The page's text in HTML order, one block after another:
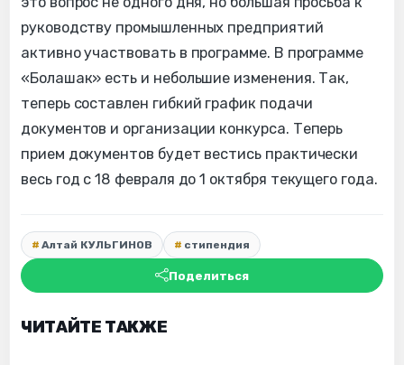
руководству промышленных предприятий
активно участвовать в программе. В программе
«Болашак» есть и небольшие изменения. Так,
теперь составлен гибкий график подачи
документов и организации конкурса. Теперь
прием документов будет вестись практически
весь год с 18 февраля до 1 октября текущего года.
Алтай КУЛЬГИНОВ стипендия
Поделиться
ЧИТАЙТЕ ТАКЖЕ